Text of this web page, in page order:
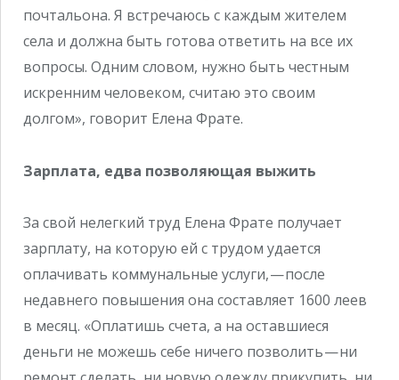
почтальона. Я встречаюсь с каждым жителем
села и должна быть готова ответить на все их
вопросы. Одним словом, нужно быть честным
искренним человеком, считаю это своим
долгом», говорит Елена Фрате.
Зарплата, едва позволяющая выжить
За свой нелегкий труд Елена Фрате получает
зарплату, на которую ей с трудом удается
оплачивать коммунальные услуги, — после
недавнего повышения она составляет 1600 леев
в месяц. «Оплатишь счета, а на оставшиеся
деньги не можешь себе ничего позволить — ни